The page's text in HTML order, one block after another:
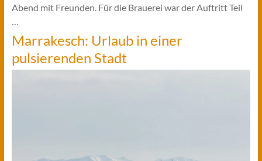
Abend mit Freunden. Für die Brauerei war der Auftritt Teil
…
Marrakesch: Urlaub in einer
pulsierenden Stadt